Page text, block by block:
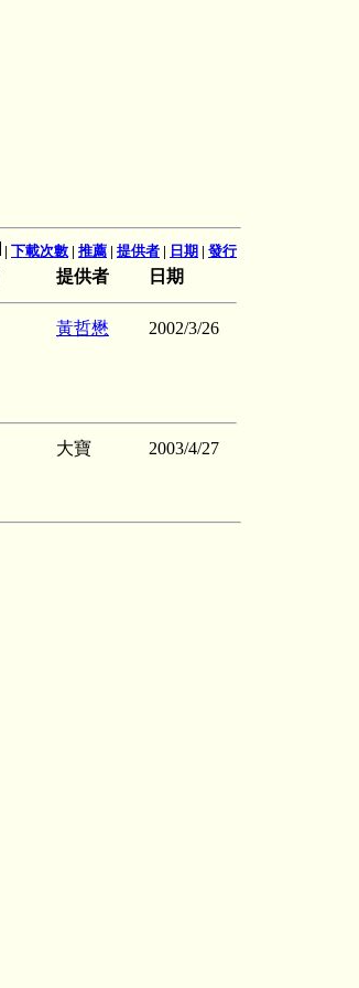
| 下載次數 | 推薦 | 提供者 | 日期 | 發行
提供者 日期
黃哲懋 2002/3/26
大寶 2003/4/27